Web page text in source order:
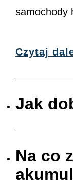
samochody
Czytaj
Jak
Na co